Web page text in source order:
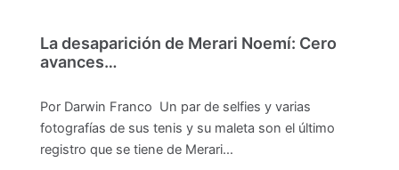
La desaparición de Merari Noemí: Cero
avances…
Por Darwin Franco Un par de selfies y varias
fotografías de sus tenis y su maleta son el último
registro que se tiene de Merari…